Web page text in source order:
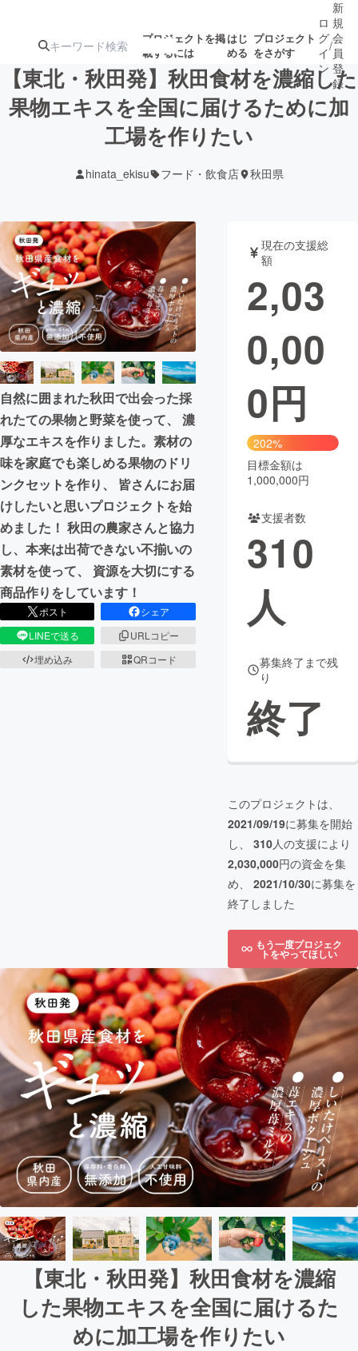
プロジェクトを掲
載するには
はじ
める
プロジェクト
をさがす
注目の新着プロ
ジェクト
募集終了が近いプ
テクノロジー・ガジェット
映像・映画 書籍・雑誌
ビジネス・起業 チャレンジ
まちづくり・地域活性化
CAMPFIRE for Social Good
CAMPFIRE Creation
CAMPFIREふるさと納税machi-ya コミュニティ
ロ
グ
イ
ン
/
新
規
会
員
登
録
【東北・秋田発】秋田食材を濃縮した
果物エキスを全国に届けるために加
工場を作りたい
hinata_ekisu フード・飲食店 秋田県
自然に囲まれた秋田で出会った採
れたての果物と野菜を使って、 濃
厚なエキスを作りました。素材の
味を家庭でも楽しめる果物のドリ
ンクセットを作り、 皆さんにお届
けしたいと思いプロジェクトを始
めました！ 秋田の農家さんと協力
し、本来は出荷できない不揃いの
素材を使って、 資源を大切にする
商品作りをしています！
ポスト
シェア
LINEで送る
URLコピー
埋め込み
QRコード
現在の支援総
額
2,03
0,00
0円
202%
目標金額は
1,000,000円
支援者数
310
人
募集終了まで残
り
終了
このプロジェクトは、
2021/09/19に募集を開始
し、 310人の支援により
2,030,000円の資金を集
め、 2021/10/30に募集を
終了しました
もう一度プロジェク
トをやってほしい
【東北・秋田発】秋田食材を濃縮
した果物エキスを全国に届けるた
めに加工場を作りたい